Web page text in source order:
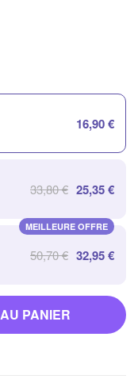
16,90 €
33,80 € 25,35 €
MEILLEURE OFFRE
50,70 € 32,95 €
PANIER